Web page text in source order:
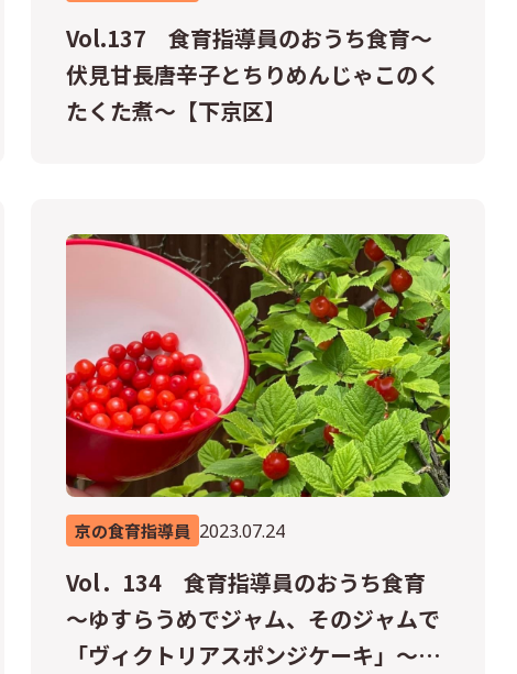
Vol.137 食育指導員のおうち食育～
伏見甘長唐辛子とちりめんじゃこのく
たくた煮～【下京区】
京の食育指導員 2023.07.24
Vol．134 食育指導員のおうち食育
～ゆすらうめでジャム、そのジャムで
「ヴィクトリアスポンジケーキ」～